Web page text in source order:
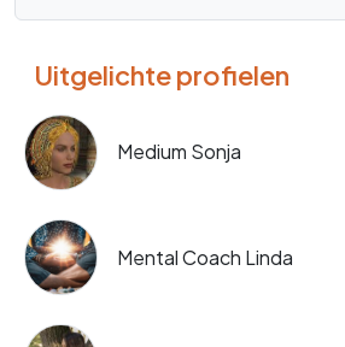
Uitgelichte profielen
Medium Sonja
Mental Coach Linda